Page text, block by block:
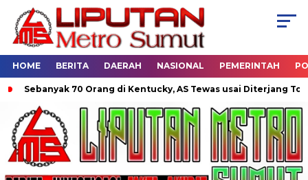
HOME BERITA DAERAH NASIONAL PEMERINTAH
70 Orang di Kentucky, AS Tewas usai Diterjang Tornado Dahsyat